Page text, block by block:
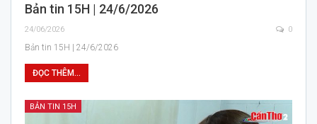
Bản tin 15H | 24/6/2026
24/06/2026 0
Bản tin 15H | 24/6/2026
ĐỌC THÊM...
BẢN TIN 15H